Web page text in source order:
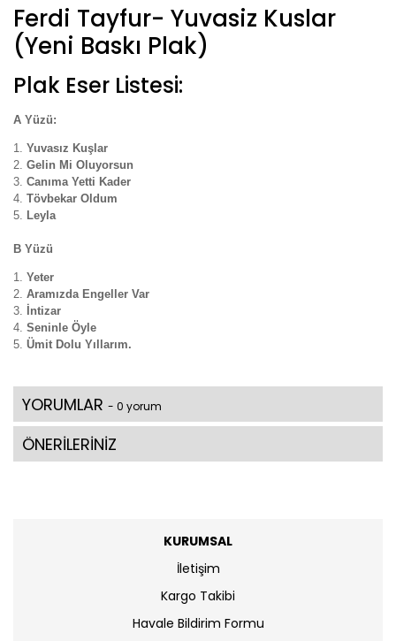
Ferdi Tayfur- Yuvasiz Kuslar
(Yeni Baskı Plak)
Plak Eser Listesi:
A Yüzü:
Yuvasız Kuşlar
Gelin Mi Oluyorsun
Canıma Yetti Kader
Tövbekar Oldum
Leyla
B Yüzü
Yeter
Aramızda Engeller Var
İntizar
Seninle Öyle
Ümit Dolu Yıllarım.
YORUMLAR - 0 yorum
ÖNERİLERİNİZ
KURUMSAL
İletişim
Kargo Takibi
Havale Bildirim Formu